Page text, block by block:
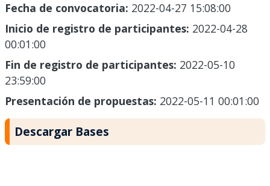
Fecha de convocatoria: 2022-04-27 15:08:00
Inicio de registro de participantes: 2022-04-28
00:01:00
Fin de registro de participantes: 2022-05-10
23:59:00
Presentación de propuestas: 2022-05-11 00:01:00
Descargar Bases